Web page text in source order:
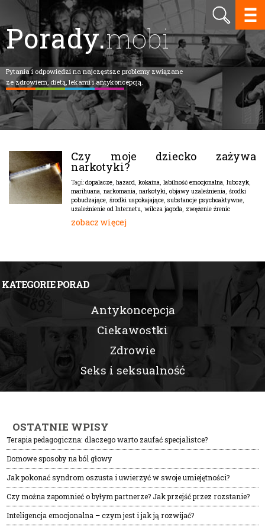
Porady.mobi
Pytania i odpowiedzi na najczęstsze problemy związane
ze zdrowiem, dietą, lekami i antykoncepcją.
Czy moje dziecko zażywa
narkotyki?
Tagi:dopalacze, hazard, kokaina, labilność emocjonalna, lubczyk,
marihuana, narkomania, narkotyki, objawy uzależnienia, środki
pobudzające, środki uspokajające, substancje psychoaktywne,
uzależnienie od Internetu, wilcza jagoda, zwężenie źrenic
zobacz więcej
KATEGORIE PORAD
Antykoncepcja
Ciekawostki
Zdrowie
Seks i seksualność
OSTATNIE WPISY
Terapia pedagogiczna: dlaczego warto zaufać specjalistce?
Domowe sposoby na ból głowy
Jak pokonać syndrom oszusta i uwierzyć w swoje umiejętności?
Czy można zapomnieć o byłym partnerze? Jak przejść przez rozstanie?
Inteligencja emocjonalna – czym jest i jak ją rozwijać?